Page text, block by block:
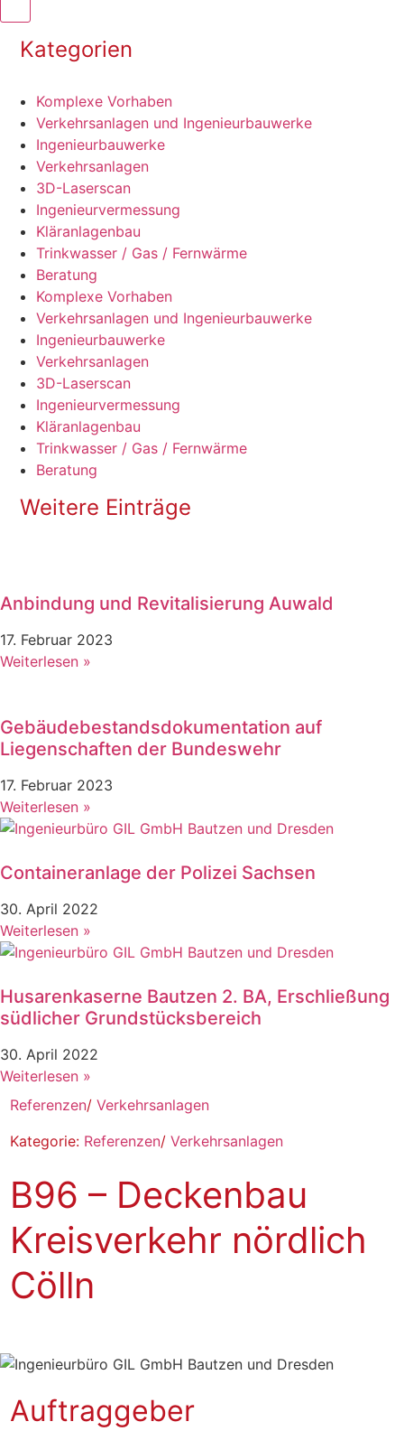
Kategorien
Komplexe Vorhaben
Verkehrsanlagen und Ingenieurbauwerke
Ingenieurbauwerke
Verkehrsanlagen
3D-Laserscan
Ingenieur­vermessung
Kläranlagenbau
Trinkwasser / Gas / Fernwärme
Beratung
Komplexe Vorhaben
Verkehrsanlagen und Ingenieurbauwerke
Ingenieurbauwerke
Verkehrsanlagen
3D-Laserscan
Ingenieur­vermessung
Kläranlagenbau
Trinkwasser / Gas / Fernwärme
Beratung
Weitere Einträge
Anbindung und Revitalisierung Auwald
17. Februar 2023
Weiterlesen »
Gebäudebestandsdokumentation auf
Liegenschaften der Bundeswehr
17. Februar 2023
Weiterlesen »
Containeranlage der Polizei Sachsen
30. April 2022
Weiterlesen »
Husarenkaserne Bautzen 2. BA, Erschließung
südlicher Grundstücksbereich
30. April 2022
Weiterlesen »
Referenzen/Verkehrsanlagen
Kategorie: Referenzen/Verkehrsanlagen
B96 – Deckenbau
Kreisverkehr nördlich
Cölln
Auftraggeber